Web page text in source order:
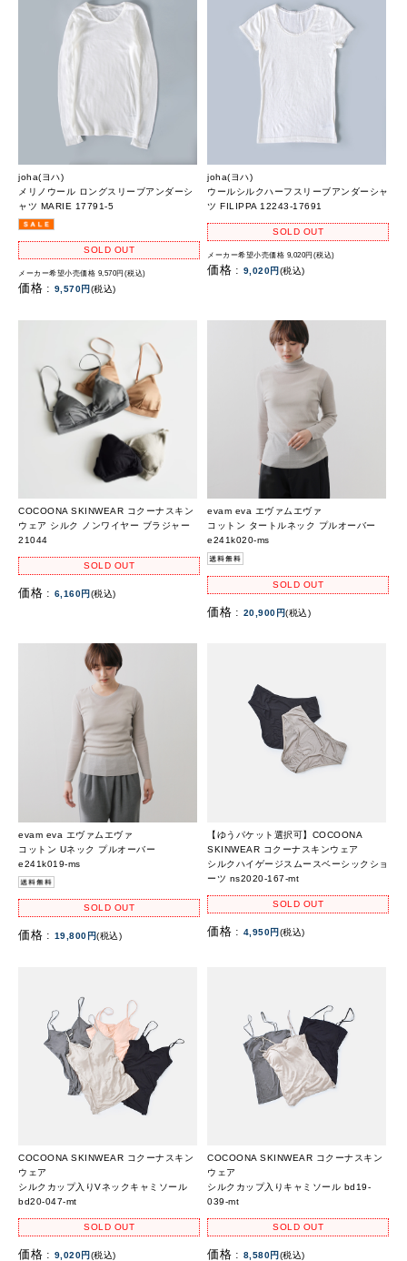
joha(ヨハ)
メリノウール ロングスリーブアンダーシ
ャツ MARIE 17791-5
SOLD OUT
メーカー希望小売価格 9,570円(税込)
価格 : 9,570円 (税込)
joha(ヨハ)
ウールシルクハーフスリーブアンダーシャ
ツ FILIPPA 12243-17691
SOLD OUT
メーカー希望小売価格 9,020円(税込)
価格 : 9,020円(税込)
COCOONA SKINWEAR コクーナスキン
ウェア シルク ノンワイヤー ブラジャー
21044
SOLD OUT
価格 : 6,160円 (税込)
evam eva エヴァムエヴァ
コットン タートルネック プルオーバー
e241k020-ms
SOLD OUT
価格 : 20,900円(税込)
evam eva エヴァムエヴァ
コットン Uネック プルオーバー
e241k019-ms
SOLD OUT
価格 : 19,800円(税込)
【ゆうパケット選択可】COCOONA
SKINWEAR コクーナスキンウェア
シルクハイゲージスムースベーシックショ
ーツ ns2020-167-mt
SOLD OUT
価格 : 4,950円(税込)
COCOONA SKINWEAR コクーナスキン
ウェア
シルクカップ入りVネックキャミソール
bd20-047-mt
SOLD OUT
価格 : 9,020円 (税込)
COCOONA SKINWEAR コクーナスキン
ウェア
シルクカップ入りキャミソール bd19-
039-mt
SOLD OUT
価格 : 8,580円 (税込)